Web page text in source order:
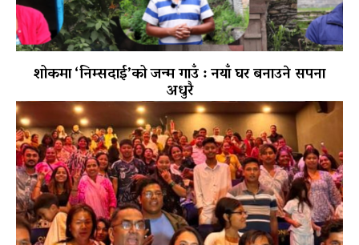
शोकमा ‘निम्सदाई’को जन्म गाउँ : नयाँ घर बनाउने सपना
अधुरै